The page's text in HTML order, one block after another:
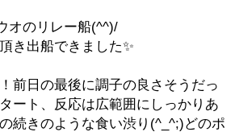
オのリレー船(^^)/
き出船できました✨️
前日の最後に調子の良さそうだっ
ート、反応は広範囲にしっかりあ
続きのような食い渋り(^_^;)どのポ